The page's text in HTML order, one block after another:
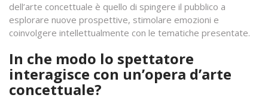
dell’arte concettuale è quello di spingere il pubblico a
esplorare nuove prospettive, stimolare emozioni e
coinvolgere intellettualmente con le tematiche presentate.
In che modo lo spettatore
interagisce con un’opera d’arte
concettuale?